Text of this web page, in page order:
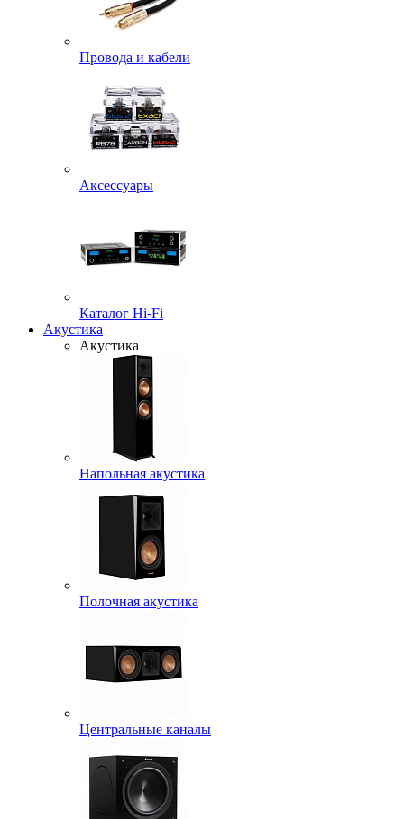
Провода и кабели
Аксессуары
Каталог Hi-Fi
Акустика
Акустика
Напольная акустика
Полочная акустика
Центральные каналы